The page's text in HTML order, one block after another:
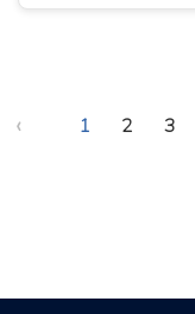
‹ 1 2 3